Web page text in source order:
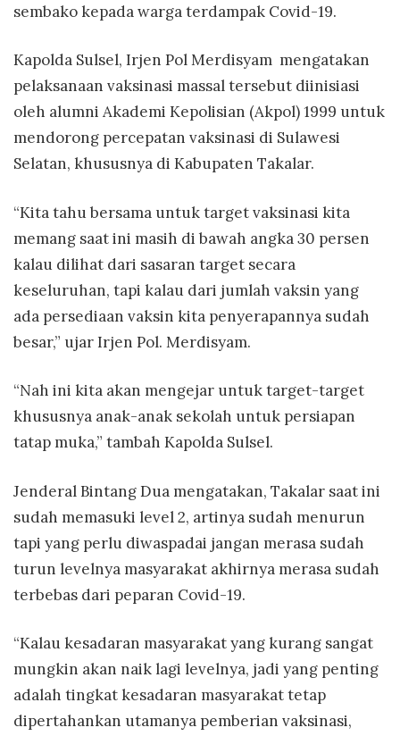
sembako kepada warga terdampak Covid-19.
Kapolda Sulsel, Irjen Pol Merdisyam mengatakan
pelaksanaan vaksinasi massal tersebut diinisiasi
oleh alumni Akademi Kepolisian (Akpol) 1999 untuk
mendorong percepatan vaksinasi di Sulawesi
Selatan, khususnya di Kabupaten Takalar.
“Kita tahu bersama untuk target vaksinasi kita
memang saat ini masih di bawah angka 30 persen
kalau dilihat dari sasaran target secara
keseluruhan, tapi kalau dari jumlah vaksin yang
ada persediaan vaksin kita penyerapannya sudah
besar,” ujar Irjen Pol. Merdisyam.
“Nah ini kita akan mengejar untuk target-target
khususnya anak-anak sekolah untuk persiapan
tatap muka,” tambah Kapolda Sulsel.
Jenderal Bintang Dua mengatakan, Takalar saat ini
sudah memasuki level 2, artinya sudah menurun
tapi yang perlu diwaspadai jangan merasa sudah
turun levelnya masyarakat akhirnya merasa sudah
terbebas dari peparan Covid-19.
“Kalau kesadaran masyarakat yang kurang sangat
mungkin akan naik lagi levelnya, jadi yang penting
adalah tingkat kesadaran masyarakat tetap
dipertahankan utamanya pemberian vaksinasi,